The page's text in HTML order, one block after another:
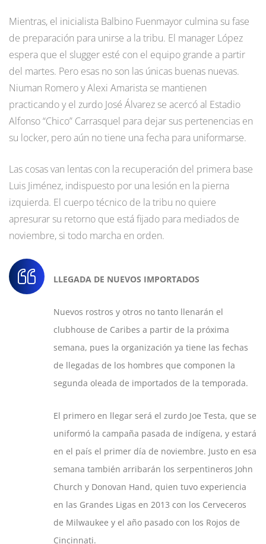
Mientras, el inicialista Balbino Fuenmayor culmina su fase
de preparación para unirse a la tribu. El manager López
espera que el slugger esté con el equipo grande a partir
del martes. Pero esas no son las únicas buenas nuevas.
Niuman Romero y Alexi Amarista se mantienen
practicando y el zurdo José Álvarez se acercó al Estadio
Alfonso “Chico” Carrasquel para dejar sus pertenencias en
su locker, pero aún no tiene una fecha para uniformarse.
Las cosas van lentas con la recuperación del primera base
Luis Jiménez, indispuesto por una lesión en la pierna
izquierda. El cuerpo técnico de la tribu no quiere
apresurar su retorno que está fijado para mediados de
noviembre, si todo marcha en orden.
LLEGADA DE NUEVOS IMPORTADOS
Nuevos rostros y otros no tanto llenarán el
clubhouse de Caribes a partir de la próxima
semana, pues la organización ya tiene las fechas
de llegadas de los hombres que componen la
segunda oleada de importados de la temporada.
El primero en llegar será el zurdo Joe Testa, que se
uniformó la campaña pasada de indígena, y estará
en el país el primer día de noviembre. Justo en esa
semana también arribarán los serpentineros John
Church y Donovan Hand, quien tuvo experiencia
en las Grandes Ligas en 2013 con los Cerveceros
de Milwaukee y el año pasado con los Rojos de
Cincinnati.